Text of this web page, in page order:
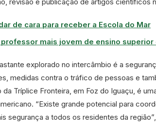
de cara para receber a Escola do Mar
mais jovem de ensino superior
explorado no intercâmbio é a
medidas contra o tráfico de pessoas e
Tríplice Fronteira, em Foz do Iguaçu, é
“Existe grande potencial para
segurança a todos os residentes da